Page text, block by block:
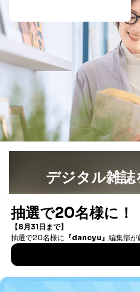
デジタル雑誌
書籍）が無料